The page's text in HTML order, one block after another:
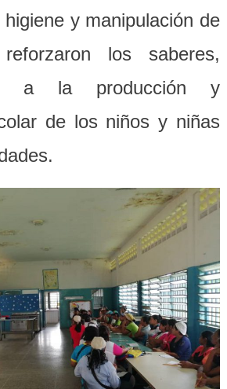
y manipulación de
los saberes,
a la producción y
de los niños y niñas